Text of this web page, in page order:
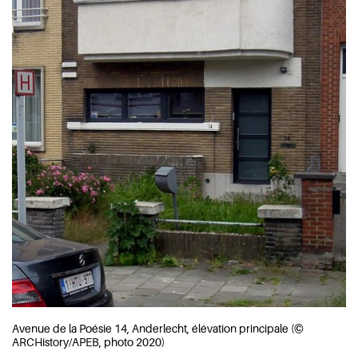
Avenue de la Poésie 14, Anderlecht, élévation principale (©
ARCHistory/APEB, photo 2020)